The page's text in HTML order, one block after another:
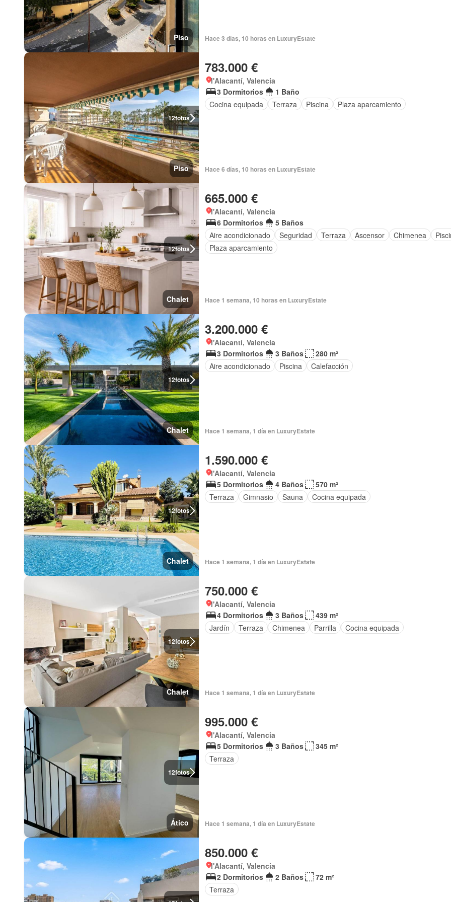
Piso Hace 3 días, 10 horas en LuxuryEstate
12fotos
Piso
783.000 €
l'Alacantí, Valencia
3 Dormitorios
1 Baño
Cocina equipada
Terraza Piscina Plaza aparcamiento
Hace 6 días, 10 horas en LuxuryEstate
12fotos
Chalet
665.000 €
l'Alacantí, Valencia
6 Dormitorios
5 Baños
Aire acondicionado
Seguridad Terraza Ascensor Chimenea
Plaza aparcamiento
Hace 1 semana, 10 horas en LuxuryEstate
12fotos
Chalet
3.200.000 €
l'Alacantí, Valencia
3 Dormitorios
3 Baños
280 m²
Aire acondicionado
Piscina Calefacción
Hace 1 semana, 1 día en LuxuryEstate
12fotos
Chalet
1.590.000 €
l'Alacantí, Valencia
5 Dormitorios
4 Baños
570 m²
Terraza
Gimnasio Sauna Cocina equipada
Hace 1 semana, 1 día en LuxuryEstate
12fotos
Chalet
750.000 €
l'Alacantí, Valencia
4 Dormitorios
3 Baños
439 m²
Jardín
Terraza Chimenea Parrilla Cocina equipada
Hace 1 semana, 1 día en LuxuryEstate
12fotos
Ático
995.000 €
l'Alacantí, Valencia
5 Dormitorios
3 Baños
345 m²
Terraza
Hace 1 semana, 1 día en LuxuryEstate
850.000 €
l'Alacantí, Valencia
2 Dormitorios
2 Baños
72 m²
Terraza